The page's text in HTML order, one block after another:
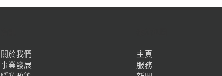
關於我們
事業發展
主頁
服務